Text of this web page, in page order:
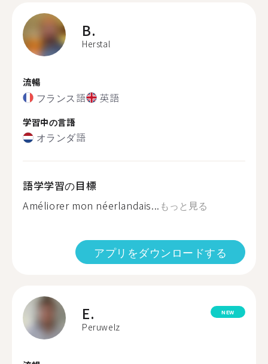
B.
Herstal
流暢
フランス語 英語
学習中の言語
オランダ語
語学学習の目標
Améliorer mon néerlandais... もっと見る
アプリをダウンロードする
E.
Peruwelz
NEW